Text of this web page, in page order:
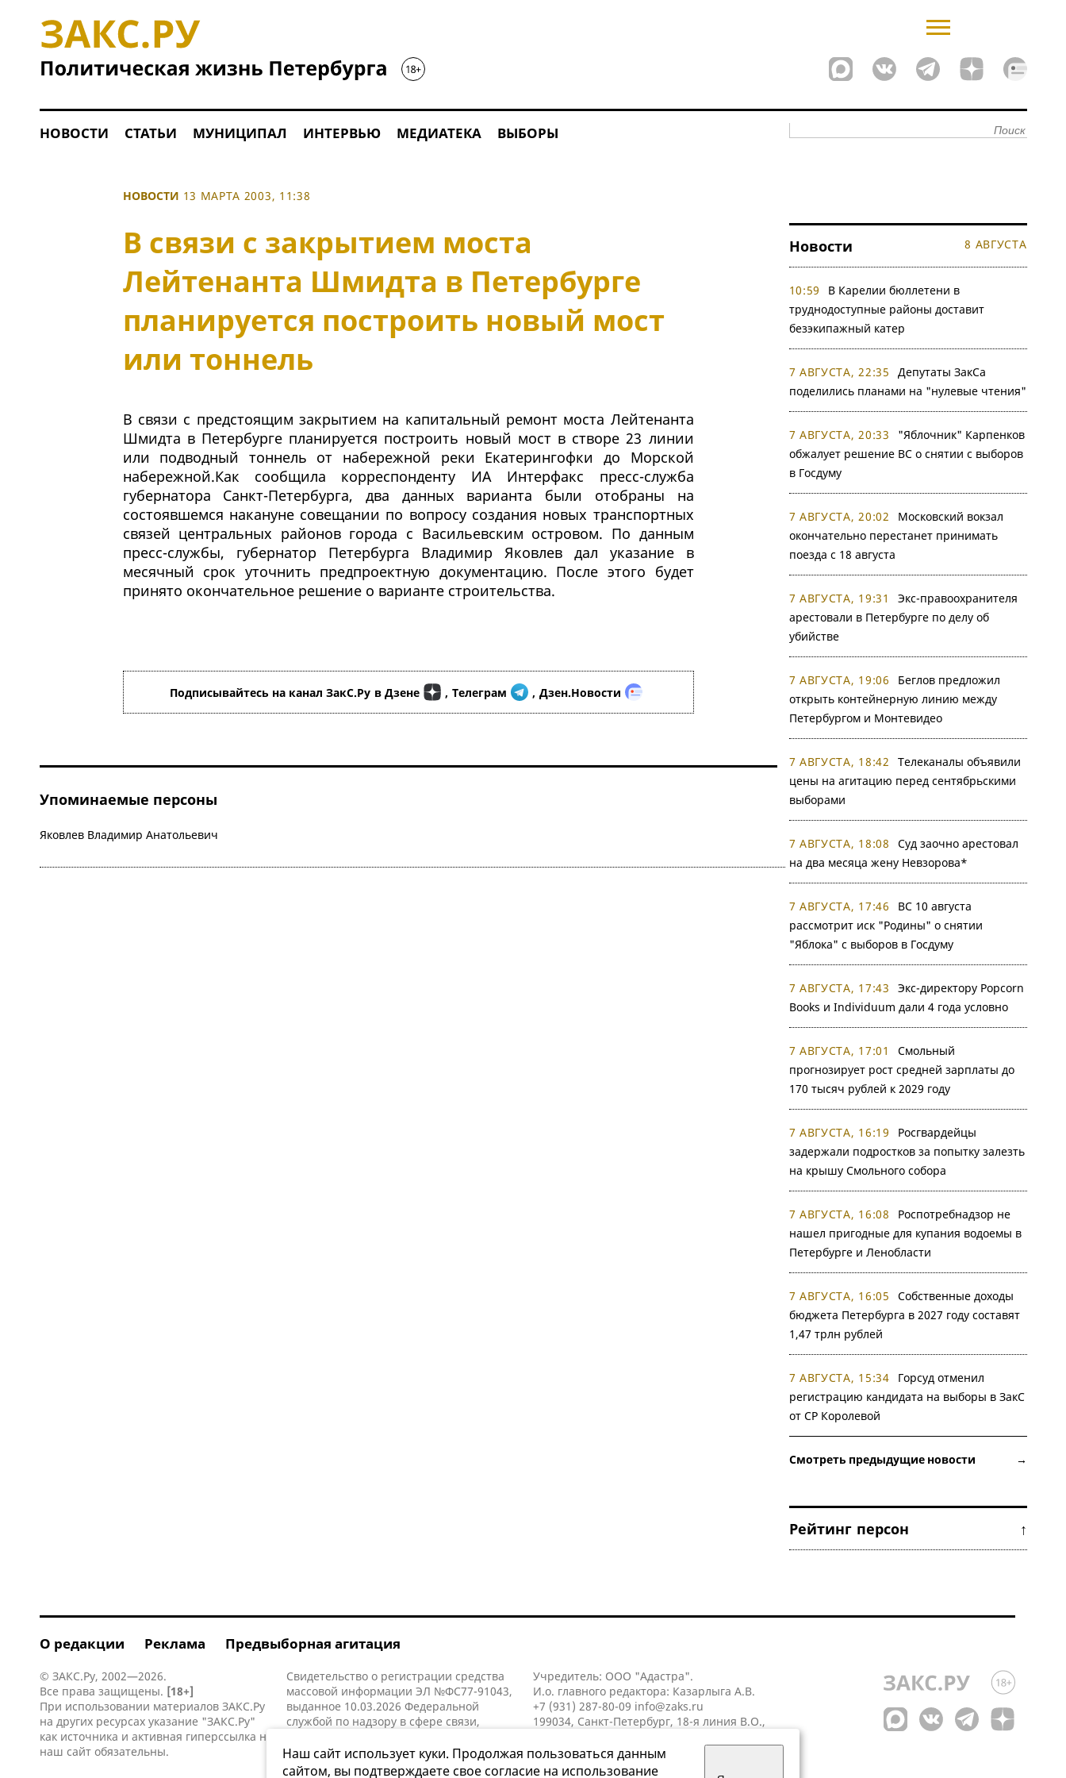
НОВОСТИ СТАТЬИ МУНИЦИПАЛ ИНТЕРВЬЮ МЕДИАТЕКА ВЫБОРЫ
НОВОСТИ 13 МАРТА 2003, 11:38
В связи с закрытием моста
Лейтенанта Шмидта в Петербурге
планируется построить новый мост
или тоннель
В связи с предстоящим закрытием на капитальный ремонт моста Лейтенанта
Шмидта в Петербурге планируется построить новый мост в створе 23 линии
или подводный тоннель от набережной реки Екатерингофки до Морской
набережной.Как сообщила корреспонденту ИА Интерфакс пресс-служба
губернатора Санкт-Петербурга, два данных варианта были отобраны на
состоявшемся накануне совещании по вопросу создания новых транспортных
связей центральных районов города с Васильевским островом. По данным
пресс-службы, губернатор Петербурга Владимир Яковлев дал указание в
месячный срок уточнить предпроектную документацию. После этого будет
принято окончательное решение о варианте строительства.
Подписывайтесь на канал ЗакС.Ру в Дзене , Телеграм , Дзен.Новости
Упоминаемые персоны
Яковлев Владимир Анатольевич
Новости 8 АВГУСТА
10:59
В Карелии бюллетени в
труднодоступные районы доставит
безэкипажный катер
7 АВГУСТА, 22:35
Депутаты ЗакСа
поделились планами на "нулевые чтения"
7 АВГУСТА, 20:33
"Яблочник" Карпенков
обжалует решение ВС о снятии с выборов
в Госдуму
7 АВГУСТА, 20:02
Московский вокзал
окончательно перестанет принимать
поезда с 18 августа
7 АВГУСТА, 19:31
Экс-правоохранителя
арестовали в Петербурге по делу об
убийстве
7 АВГУСТА, 19:06
Беглов предложил
открыть контейнерную линию между
Петербургом и Монтевидео
7 АВГУСТА, 18:42
Телеканалы объявили
цены на агитацию перед сентябрьскими
выборами
7 АВГУСТА, 18:08
Суд заочно арестовал
на два месяца жену Невзорова*
7 АВГУСТА, 17:46
ВС 10 августа
рассмотрит иск "Родины" о снятии
"Яблока" с выборов в Госдуму
7 АВГУСТА, 17:43
Экс-директору Popcorn
Books и Individuum дали 4 года условно
7 АВГУСТА, 17:01
Смольный
прогнозирует рост средней зарплаты до
170 тысяч рублей к 2029 году
7 АВГУСТА, 16:19
Росгвардейцы
задержали подростков за попытку залезть
на крышу Смольного собора
7 АВГУСТА, 16:08
Роспотребнадзор не
нашел пригодные для купания водоемы в
Петербурге и Ленобласти
7 АВГУСТА, 16:05
Собственные доходы
бюджета Петербурга в 2027 году составят
1,47 трлн рублей
7 АВГУСТА, 15:34
Горсуд отменил
регистрацию кандидата на выборы в ЗакС
от СР Королевой
Смотреть предыдущие новости →
Рейтинг персон ↑
О редакции Реклама Предвыборная агитация
© ЗАКС.Ру, 2002—2026.
Все права защищены. [18+]
При использовании материалов ЗАКС.Ру
на других ресурсах указание "ЗАКС.Ру"
как источника и активная гиперссылка на
наш сайт обязательны.
Свидетельство о регистрации средства
массовой информации ЭЛ №ФС77-91043,
выданное 10.03.2026 Федеральной
службой по надзору в сфере связи,
коммуникаций (Роскомнадзор).
Учредитель: ООО "Адастра".
И.о. главного редактора: Казарлыга А.В.
+7 (931) 287-80-09 info@zaks.ru
199034, Санкт-Петербург, 18-я линия В.О.,
Наш сайт использует куки. Продолжая пользоваться данным
сайтом, вы подтверждаете свое согласие на использование